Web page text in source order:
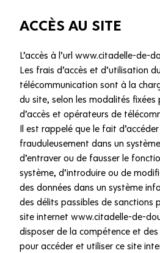
ACCÈS AU SITE
L’accès à l’url www.citadelle-de-
Les frais d’accès et d’utilisation
télécommunication sont à la
du site, selon les modalités fixées
d’accès et opérateurs de
Il est rappelé que le fait
frauduleusement dans un
d’entraver ou de fausser le
système, d’introduire ou de
des données dans un système
des délits passibles de sanctions
site internet www.citadelle-de-
disposer de la compétence et des
pour accéder et utiliser ce site